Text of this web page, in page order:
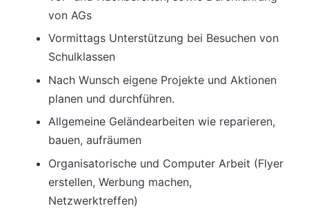
von AGs
Vormittags Unterstützung bei Besuchen von
Schulklassen
Nach Wunsch eigene Projekte und Aktionen
planen und durchführen.
Allgemeine Geländearbeiten wie reparieren,
bauen, aufräumen
Organisatorische und Computer Arbeit (Flyer
erstellen, Werbung machen,
Netzwerktreffen)